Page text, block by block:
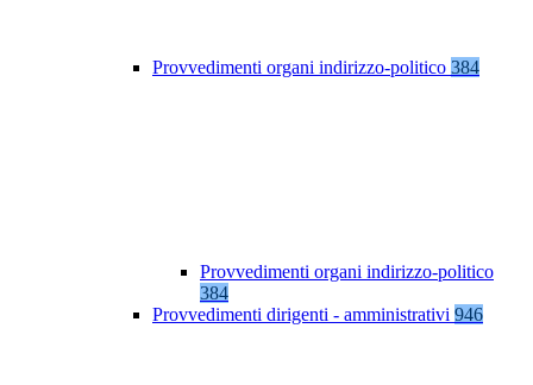
Provvedimenti organi indirizzo-politico 384
Provvedimenti organi indirizzo-politico
384
Provvedimenti dirigenti - amministrativi 946